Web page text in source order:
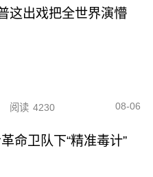
这出戏把全世界演懵
阅读 4230 08-06
命卫队下“精准毒计”